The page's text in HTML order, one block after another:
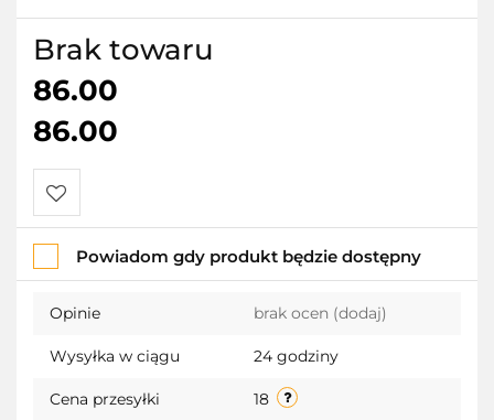
Brak towaru
86.00
86.00
Do
przechowalni
Powiadom gdy produkt będzie dostępny
Opinie brak ocen (dodaj)
Wysyłka w ciągu 24 godziny
Cena przesyłki 18